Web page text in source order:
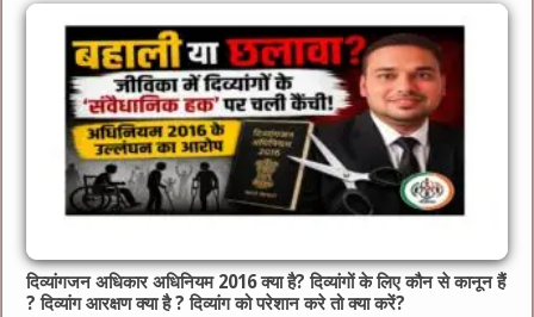
दिव्यांगजन अधिकार अधिनियम 2016 क्या है? दिव्यांगों के लिए कौन से कानून हैं
? दिव्यांग आरक्षण क्या है ? दिव्यांग को परेशान करे तो क्या करें?